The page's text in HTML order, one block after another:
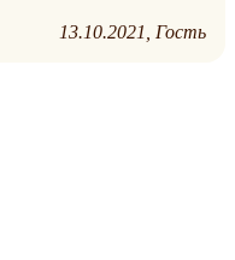
13.10.2021 Гость